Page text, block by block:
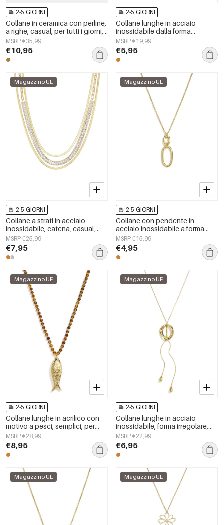
2-5 GIORNI
Collane in ceramica con perline,
a righe, casual, per tutti i giorni,
semplici, gioielli da donna
MSRP €35,99
€10,95
2-5 GIORNI
Collane lunghe in acciaio
inossidabile dalla forma
geometrica, semplici, della serie
Simple, perfette per tutti i giorni.
Gioielli da donna.
MSRP €19,99
€5,95
Magazzino UE
2-5 GIORNI
Collane a strati in acciaio
inossidabile, catena, casual,
quotidiane, semplici, serie da
donna, gioielli
MSRP €25,99
€7,95
Magazzino UE
2-5 GIORNI
Collane con pendente in
acciaio inossidabile a forma
ellittica, semplici, della serie
Simple Daily, gioielli da donna.
MSRP €15,99
€4,95
Magazzino UE
2-5 GIORNI
Collane lunghe in acrilico con
motivo a pesci, semplici, per
tutti i giorni, della serie Simple,
gioielli da donna.
MSRP €28,99
€8,95
Magazzino UE
2-5 GIORNI
Collane lunghe in acciaio
inossidabile, forma irregolare,
semplici, serie Simple Daily,
gioielli da donna
MSRP €22,99
€6,95
Magazzino UE Magazzino UE